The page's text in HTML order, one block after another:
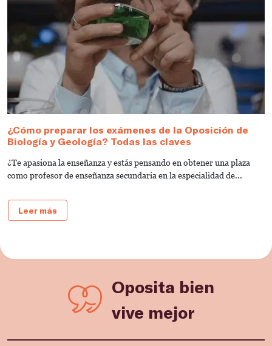
¿Cómo preparar los exámenes de la Oposición de
Biología y Geología? Todas las claves
¿Te apasiona la enseñanza y estás pensando en obtener una plaza
como profesor de enseñanza secundaria en la especialidad de...
Leer más
Oposita bien
vive mejor